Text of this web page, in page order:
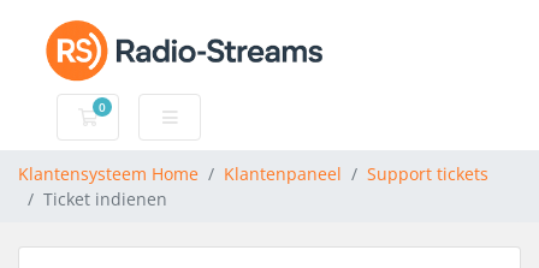
0
Winkelwagen
Klantensysteem Home Klantenpaneel
Support tickets
Ticket indienen